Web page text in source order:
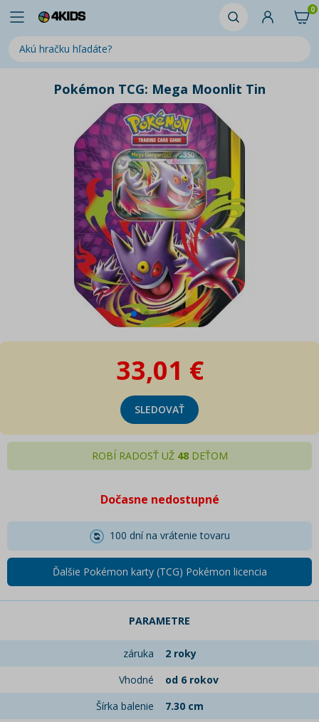
0
Pokémon TCG: Mega Moonlit Tin
33,01 €
SLEDOVAŤ
ROBÍ RADOSŤ UŽ 48DEŤOM
Dočasne nedostupné
100 dní na vrátenie tovaru
Ďalšie Pokémon karty (TCG) Pokémon licencia
PARAMETRE
záruka
2 roky
Vhodné
od 6 rokov
Šírka balenie
7.30 cm